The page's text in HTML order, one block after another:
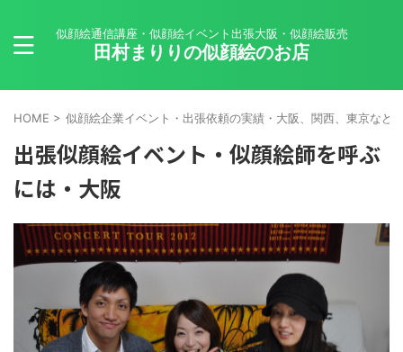
似顔絵通信講座・似顔絵イベント出張大阪・似顔絵販売
田村まりりの似顔絵のお店
HOME > 似顔絵企業イベント・出張依頼の実績・大阪、関西、東京など
出張似顔絵イベント・似顔絵師を呼ぶ
には・大阪